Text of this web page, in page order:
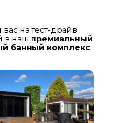
на тест-драйв
в наш премиальный
банный комплекс